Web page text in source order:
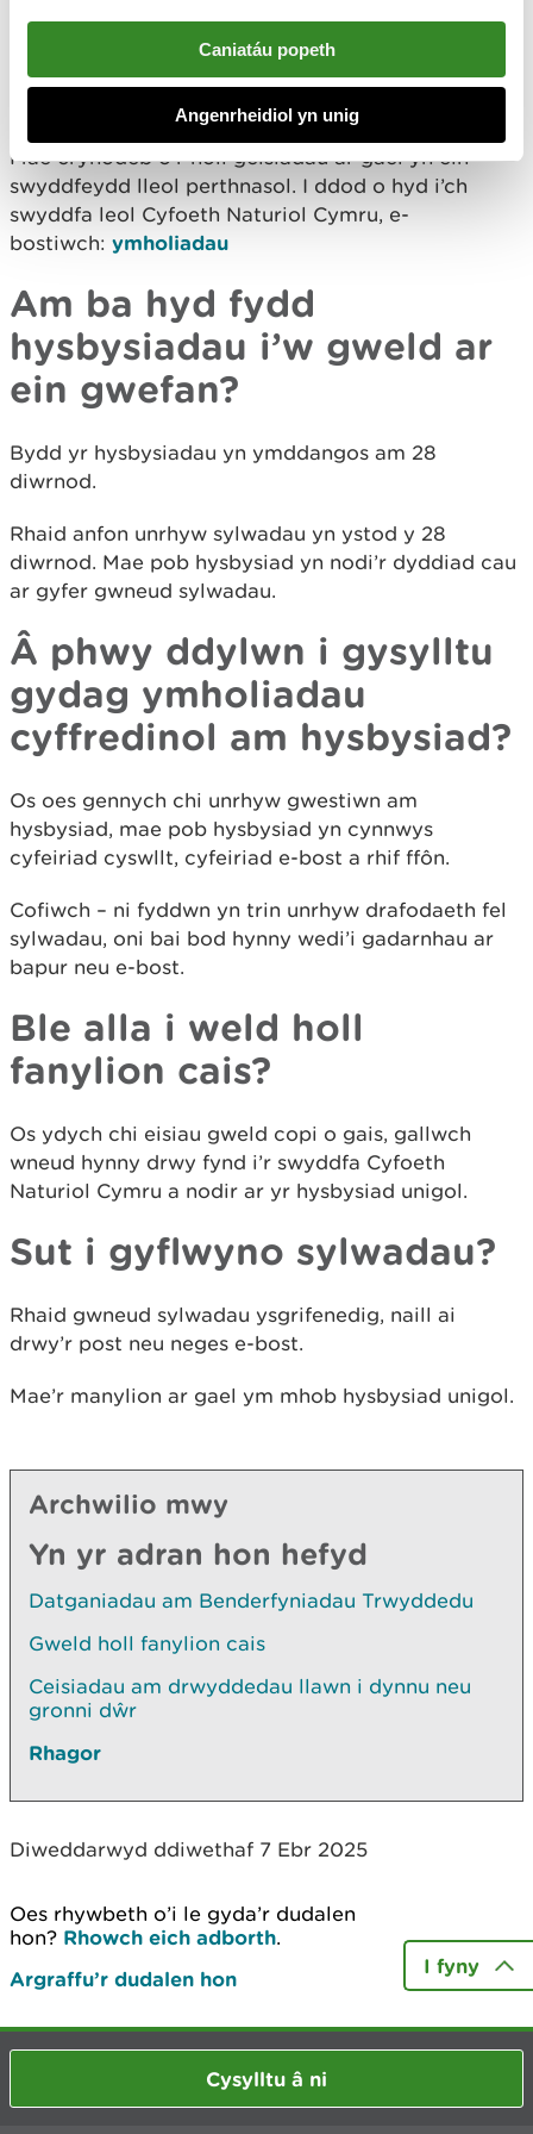
Caniatáu popeth
Angenrheidiol yn unig
hysbysiad?
un o’r categorïau ar y prif dudalen hysbysiadau.
Mae crynodeb o’r holl geisiadau ar gael yn ein
swyddfeydd lleol perthnasol. I ddod o hyd i’ch
swyddfa leol Cyfoeth Naturiol Cymru, e-
bostiwch: ymholiadau
Am ba hyd fydd
hysbysiadau i’w gweld ar
ein gwefan?
Bydd yr hysbysiadau yn ymddangos am 28
diwrnod.
Rhaid anfon unrhyw sylwadau yn ystod y 28
diwrnod. Mae pob hysbysiad yn nodi’r dyddiad cau
ar gyfer gwneud sylwadau.
Â phwy ddylwn i gysylltu
gydag ymholiadau
cyffredinol am hysbysiad?
Os oes gennych chi unrhyw gwestiwn am
hysbysiad, mae pob hysbysiad yn cynnwys
cyfeiriad cyswllt, cyfeiriad e-bost a rhif ffôn.
Cofiwch – ni fyddwn yn trin unrhyw drafodaeth fel
sylwadau, oni bai bod hynny wedi’i gadarnhau ar
bapur neu e-bost.
Ble alla i weld holl
fanylion cais?
Os ydych chi eisiau gweld copi o gais, gallwch
wneud hynny drwy fynd i’r swyddfa Cyfoeth
Naturiol Cymru a nodir ar yr hysbysiad unigol.
Sut i gyflwyno sylwadau?
Rhaid gwneud sylwadau ysgrifenedig, naill ai
drwy’r post neu neges e-bost.
Mae’r manylion ar gael ym mhob hysbysiad unigol.
Archwilio mwy
Yn yr adran hon hefyd
Datganiadau am Benderfyniadau Trwyddedu
Gweld holl fanylion cais
Ceisiadau am drwyddedau llawn i dynnu neu
gronni dŵr
Rhagor
Diweddarwyd ddiwethaf 7 Ebr 2025
Oes rhywbeth o’i le gyda’r dudalen
hon? Rhowch eich adborth.
Argraffu’r dudalen hon
I fyny
Cysylltu â ni